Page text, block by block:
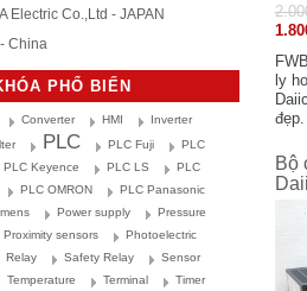
Electric Co.,Ltd - JAPAN
China
- USA
Taiwan
- Denmark
Inc
Lambda - Japan
Electric Co.,Ltd - Japan
PHỔ BIẾN
Converter HMI
Inverter
PLC PLC Fuji
PLC
PLC Keyence PLC LS
PLC
PLC OMRON
PLC Panasonic
Power supply
Pressure
Proximity sensors
Photoelectric
Relay Safety Relay
Sensor
Temperature Terminal Timer
ly
đẹp.
Bộ